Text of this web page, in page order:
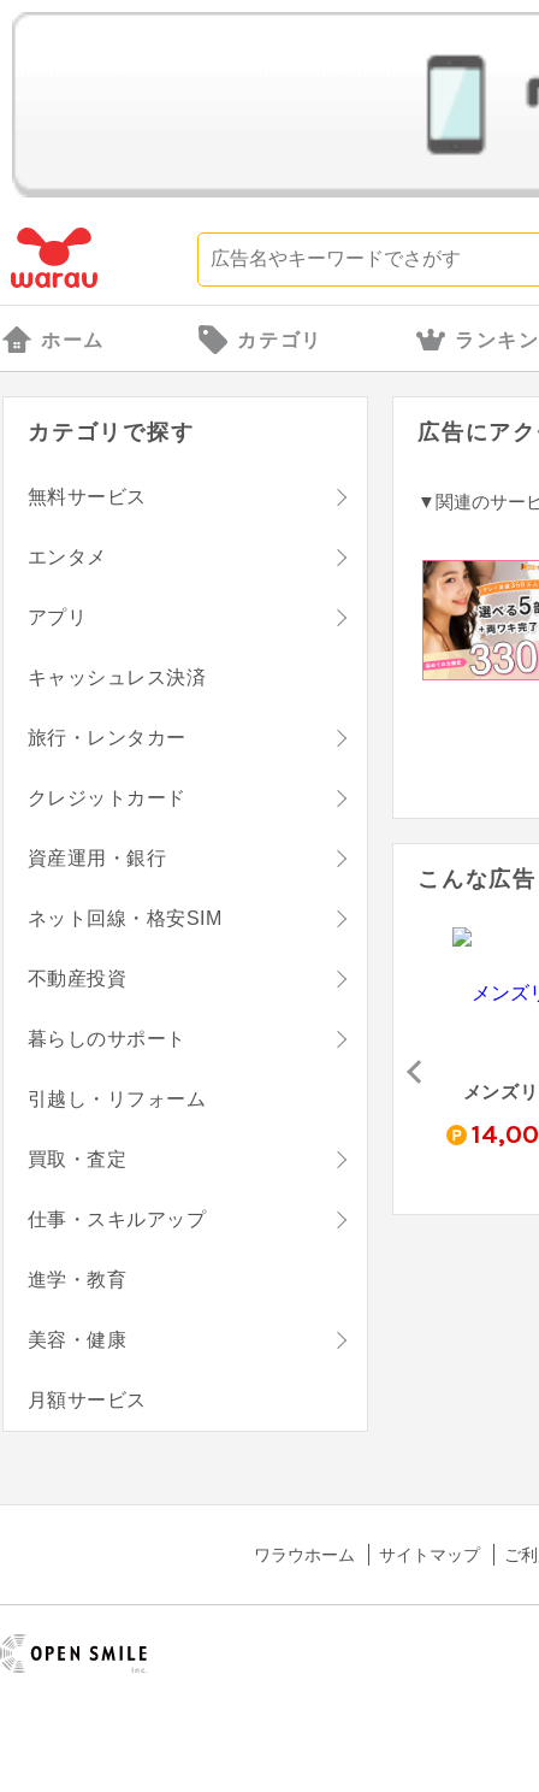
ホーム カテゴリ ランキ
広告にア
▼関連のサー
こんな広
リゼクリニック メンズ
カテゴリで探す
無料サービス
エンタメ
アプリ
キャッシュレス決済
旅行・レンタカー
クレジットカード
資産運用・銀行
ネット回線・格安SIM
不動産投資
暮らしのサポート
引越し・リフォーム
買取・査定
仕事・スキルアップ
進学・教育
美容・健康
月額サービス
ワラウホーム サイトマップ ご